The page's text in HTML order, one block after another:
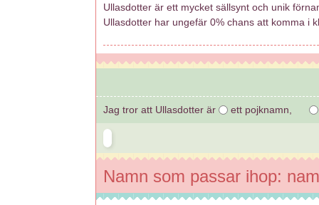
Ullasdotter är ett mycket sällsynt och unik
Ullasdotter har ungefär 0% chans att komma i
Jag tror att Ullasdotter är ett pojknamn,
Namn som passar ihop: